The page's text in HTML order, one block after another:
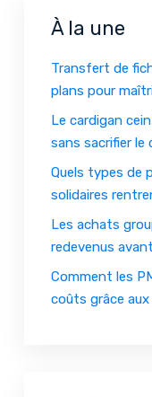
À la une
Transfert de
plans pour
Le cardigan
sans sacrifier
Quels types de
solidaires
Les achats
redevenus
Comment les
coûts grâce